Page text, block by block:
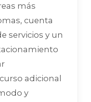
más
cuenta
servicios y un
adicional
y